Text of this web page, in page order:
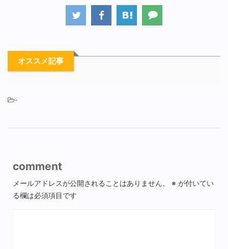
オススメ記事
-
comment
メールアドレスが公開されることはありません。 ※ が付いてい
る欄は必須項目です